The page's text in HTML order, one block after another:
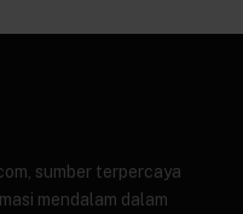
sumber terpercaya
mendalam dalam